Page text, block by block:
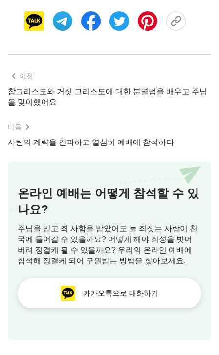
오래 참으며 남을 용서해야 한다는 주님의 말씀을 가
르치는 것이 아니라 세계 평화를 위해, 국가의 번영
했지만 전부 먹고 마시고 노는 세상의 일, 세상의 시
이 없었습니다. 게다가 장로들은 교회에서 학력이 높
은 박사나 명망이 있는 사람들을 강단에 세웠고, 그
예배는 국어 수업을 듣는 느낌만 들었고 전혀 은혜가
되지 않았습니다. 교회는 갈수록 불법이 성해졌고,
황폐함으로 전락하기 시작했습니다. 사람은 점점 줄
어들었고, 예배에 온 사람들도 대부분은 졸거나 휴대
습니다. 장로들은 교회의 사람들이 떨어져 나갈까 봐
두려워 홍콩에서 설교 mp3를 구해 무료로 나누어 주
었습니다. 게다가 주일날에 나오지 않은 사람이 있으
면 장로 부부가 과일 바구니를 들고 심방을 다녔고,
설날이나 명절이면, 케익, 빵 등의 선물을 들고 찾아
다니며 감언이설로 달래 주었습니다. 어떤 사람들은
이전
참그리스도와 거짓 그리스도에 대한 분별법을 배우고 주님
을 맞이했어요
다음
사탄의 계략을 간파하고 열심히 예배에 참석하다
온라인 예배는 어떻게 참석할 수 있
나요?
주님을 믿고 죄 사함을 받았어도 늘 죄짓는 사람이 천
국에 들어갈 수 있을까요? 어떻게 해야 죄성을 벗어
버려 정결케 될 수 있을까요? 우리의 온라인 예배에
참석해 정결케 되어 구원받는 방법을 찾아보세요.
카카오톡으로 대화하기